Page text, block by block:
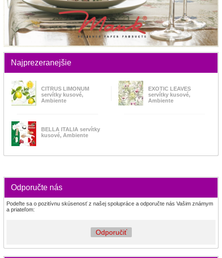
Najprezeranejšie
CITRUS LIMONUM
servítky kusové,
Ambiente
EXOTIC LEAVES
servítky kusové,
Ambiente
BELLA ITALIA servítky
kusové, Ambiente
Odporučte nás
Podeľte sa o pozitívnu skúsenosť z našej spolupráce a odporučte nás Vašim známym
a priateľom:
Odporučiť